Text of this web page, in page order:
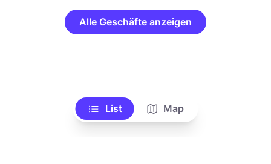
Alle Geschäfte anzeigen
List Map